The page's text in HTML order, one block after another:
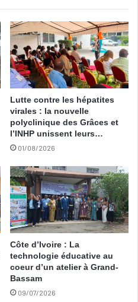
Lutte contre les hépatites
virales : la nouvelle
polyclinique des Grâces et
l’INHP unissent leurs…
01/08/2026
Côte d’Ivoire : La
technologie éducative au
coeur d’un atelier à Grand-
Bassam
09/07/2026